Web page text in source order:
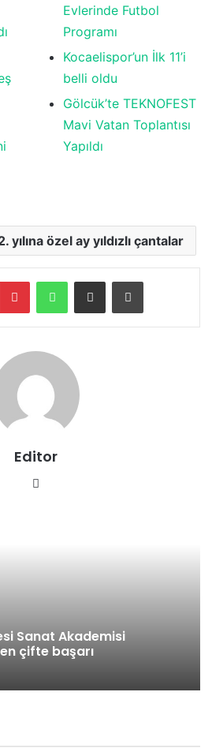
Evlerinde Futbol
Programı
Kocaelispor’un İlk 11’i
belli oldu
Gölcük’te TEKNOFEST
Mavi Vatan Toplantısı
Yapıldı
özel ay yıldızlı çantalar
Editor
Sanat Akademisi
çifte başarı